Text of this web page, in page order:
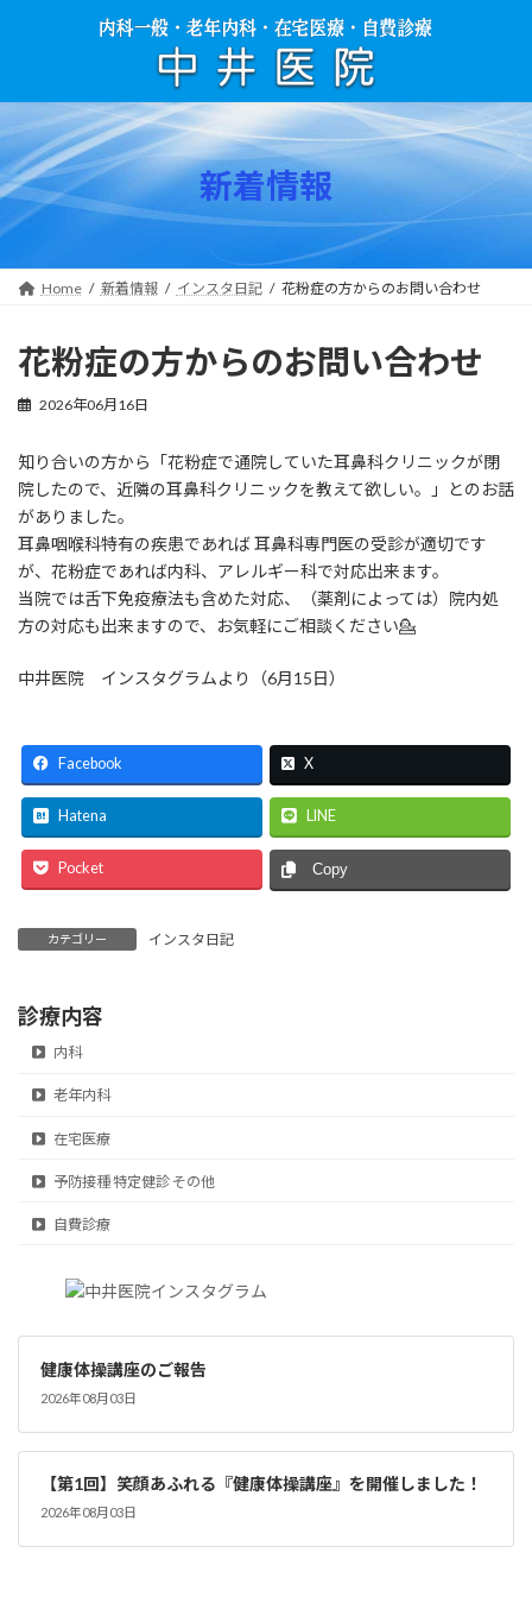
ツ
へ
ス
キ
ッ
プ
シ
ョ
ン
に
移
動
新着情報
Home 新着情報 インスタ日記 花粉症の方からのお問い合わせ
花粉症の方からのお問い合わせ
2026年06月16日
知り合いの方から「花粉症で通院していた耳鼻科クリニックが閉
院したので、近隣の耳鼻科クリニックを教えて欲しい。」とのお話
がありました。
耳鼻咽喉科特有の疾患であれば 耳鼻科専門医の受診が適切です
が、花粉症であれば内科、アレルギー科で対応出来ます。
当院では舌下免疫療法も含めた対応、（薬剤によっては）院内処
方の対応も出来ますので、お気軽にご相談ください💁
中井医院 インスタグラムより（6月15日）
Facebook X
Hatena LINE
Pocket Copy
カテゴリー インスタ日記
診療内容
内科
老年内科
在宅医療
予防接種 特定健診 その他
自費診療
健康体操講座のご報告
2026年08月03日
【第1回】笑顔あふれる『健康体操講座』を開催しました！
2026年08月03日